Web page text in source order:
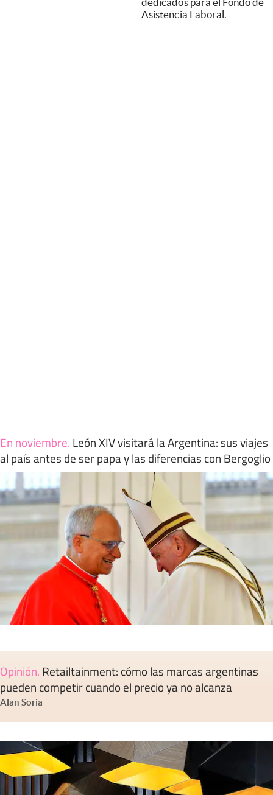
Asistencia Laboral.
En noviembre. León XIV visitará la Argentina: sus viajes
al país antes de ser papa y las diferencias con Bergoglio
Opinión. Retailtainment: cómo las marcas argentinas
pueden competir cuando el precio ya no alcanza
Alan Soria